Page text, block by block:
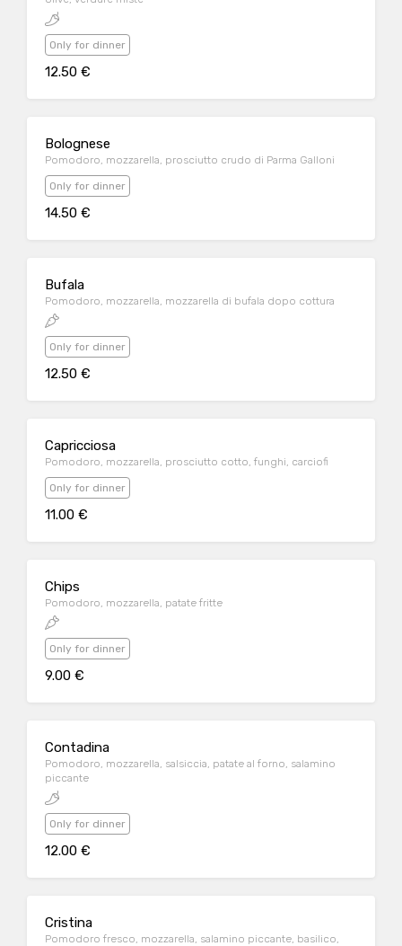
Only for dinner
12.50 €
Bolognese
Pomodoro, mozzarella, prosciutto crudo di Parma Galloni
Only for dinner
14.50 €
Bufala
Pomodoro, mozzarella, mozzarella di bufala dopo cottura
Only for dinner
12.50 €
Capricciosa
Pomodoro, mozzarella, prosciutto cotto, funghi, carciofi
Only for dinner
11.00 €
Chips
Pomodoro, mozzarella, patate fritte
Only for dinner
9.00 €
Contadina
Pomodoro, mozzarella, salsiccia, patate al forno, salamino
piccante
Only for dinner
12.00 €
Cristina
Pomodoro fresco, mozzarella, salamino piccante, basilico,